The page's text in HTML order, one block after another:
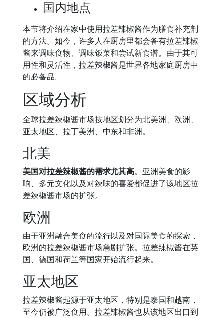
国内地点
本节将介绍在家中使用拉差辣椒酱作为膳食补充剂
的方法。如今，许多人在厨房里都会备有拉差辣椒
酱来调味食物、调味饭菜和尝试新食谱。由于其可
用性和灵活性，拉差辣椒酱是世界各地家庭厨房中
的必备品。
区域分析
全球拉差辣椒酱市场按地区划分为北美洲、欧洲、
亚太地区、拉丁美洲、中东和非洲。
北美
美国对拉差辣椒酱的需求尤其高。亚洲美食的影
响、多元文化以及对辣味的喜爱都促进了该地区拉
差辣椒酱市场的扩张。
欧洲
由于亚洲融合美食的流行以及对国际美食的探索，
欧洲的拉差辣椒酱市场急剧扩张。拉差辣椒酱在英
国、德国和荷兰等国家开始流行起来。
亚太地区
拉差辣椒酱起源于亚太地区，特别是泰国和越南，
至今仍被广泛食用。拉差辣椒酱也从该地区出口到